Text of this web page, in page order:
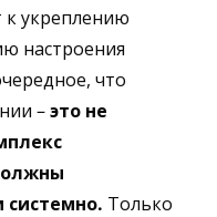
к укреплению
настроения
что
–это не
системно. Только